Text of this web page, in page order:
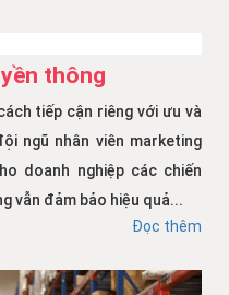
thông
tiếp cận riêng với ưu và
ngũ nhân viên marketing
doanh nghiệp các chiến
vẫn đảm bảo hiệu quả...
Đọc thêm